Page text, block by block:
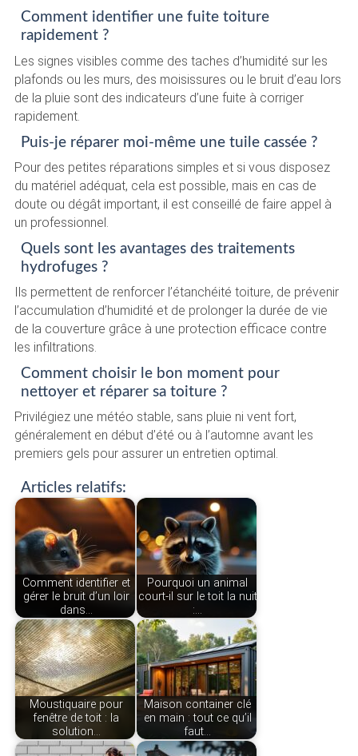
Comment identifier une fuite toiture
rapidement ?
Les signes visibles comme des taches d’humidité sur les
plafonds ou les murs, des moisissures ou le bruit d’eau lors
de la pluie sont des indicateurs d’une fuite à corriger
rapidement.
Puis-je réparer moi-même une tuile cassée ?
Pour des petites réparations simples et si vous disposez
du matériel adéquat, cela est possible, mais en cas de
doute ou dégât important, il est conseillé de faire appel à
un professionnel.
Quels sont les avantages des traitements
hydrofuges ?
Ils permettent de renforcer l’étanchéité toiture, de prévenir
l’accumulation d’humidité et de prolonger la durée de vie
de la couverture grâce à une protection efficace contre
les infiltrations.
Comment choisir le bon moment pour
nettoyer et réparer sa toiture ?
Privilégiez une météo stable, sans pluie ni vent fort,
généralement en début d’été ou à l’automne avant les
premiers gels pour assurer un entretien optimal.
Articles relatifs:
Comment identifier et
gérer le bruit d’un loir
dans…
Pourquoi un animal
court-il sur le toit la nuit
:…
Moustiquaire pour
fenêtre de toit : la
solution…
Maison container clé
en main : tout ce qu’il
faut…